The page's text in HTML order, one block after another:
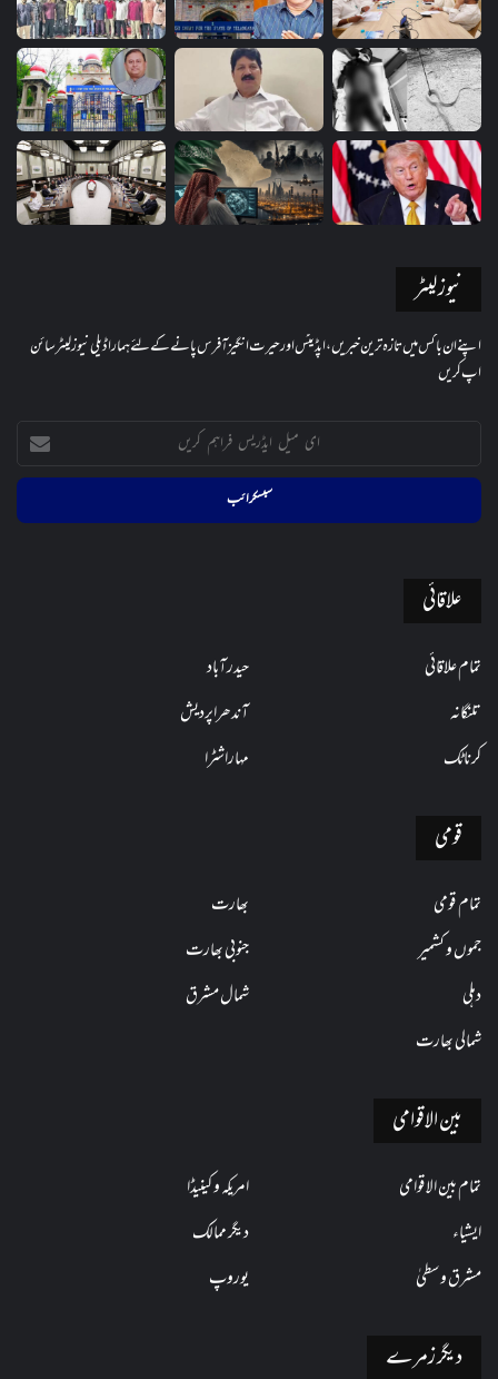
نیوز لیٹر
اپنے ان باکس میں تازہ ترین خبریں، اپڈیٹس اور حیرت انگیز آفرس پانے کے لئے ہمارا ڈیلی نیوز لیٹر سائن
اپ کریں
ایڈریس
کریں
علاقائی
تمام علاقائی
حیدرآباد
تلنگانہ
آندھراپردیش
کرناٹک
مہاراشٹرا
قومی
تمام قومی
بھارت
جموں و کشمیر
جنوبی بھارت
دہلی
شمال مشرق
شمالی بھارت
بین الاقوامی
تمام بین الاقوامی
امریکہ و کینیڈا
ایشیاء
دیگر ممالک
مشرق وسطیٰ
یوروپ
دیگر زمرے